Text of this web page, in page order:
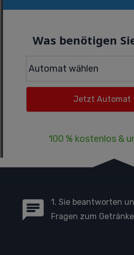
Was benötigen
100 % kostenlos &
1. Sie beantworten
Fragen zum